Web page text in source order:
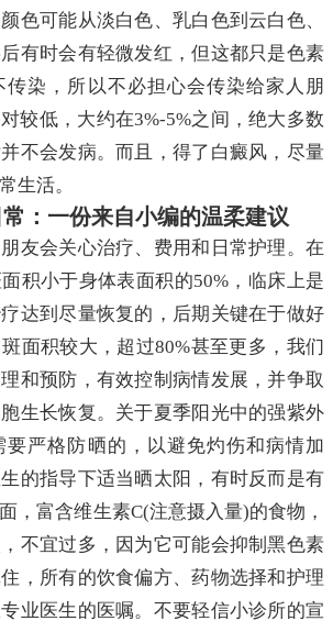
色可能从淡白色、乳白色到云白色、
有时会有轻微发红，但这都只是色素
染，所以不必担心会传染给家人朋
较低，大约在3%-5%之间，绝大多数
不会发病。而且，得了白癜风，尽量
生活。
：一份来自小编的温柔建议
友会关心治疗、费用和日常护理。在
积小于身体表面积的50%，临床上是
达到尽量恢复的，后期关键在于做好
面积较大，超过80%甚至更多，我们
和预防，有效控制病情发展，并争取
生长恢复。关于夏季阳光中的强紫外
要严格防晒的，以避免灼伤和病情加
的指导下适当晒太阳，有时反而是有
，富含维生素C(注意摄入量)的食物，
不宜过多，因为它可能会抑制黑色素
，所有的饮食偏方、药物选择和护理
业医生的医嘱。不要轻信小诊所的宣